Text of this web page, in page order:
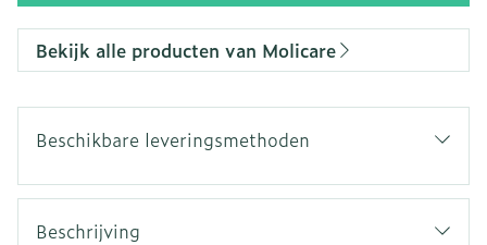
Bekijk alle producten van Molicare
Beschikbare leveringsmethoden
Beschrijving